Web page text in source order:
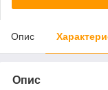
Опис
Опис